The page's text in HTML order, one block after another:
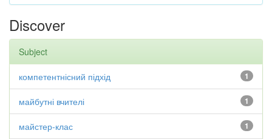
Discover
Subject
1
компетентнісний підхід
1
майбутні вчителі
1
майстер-клас